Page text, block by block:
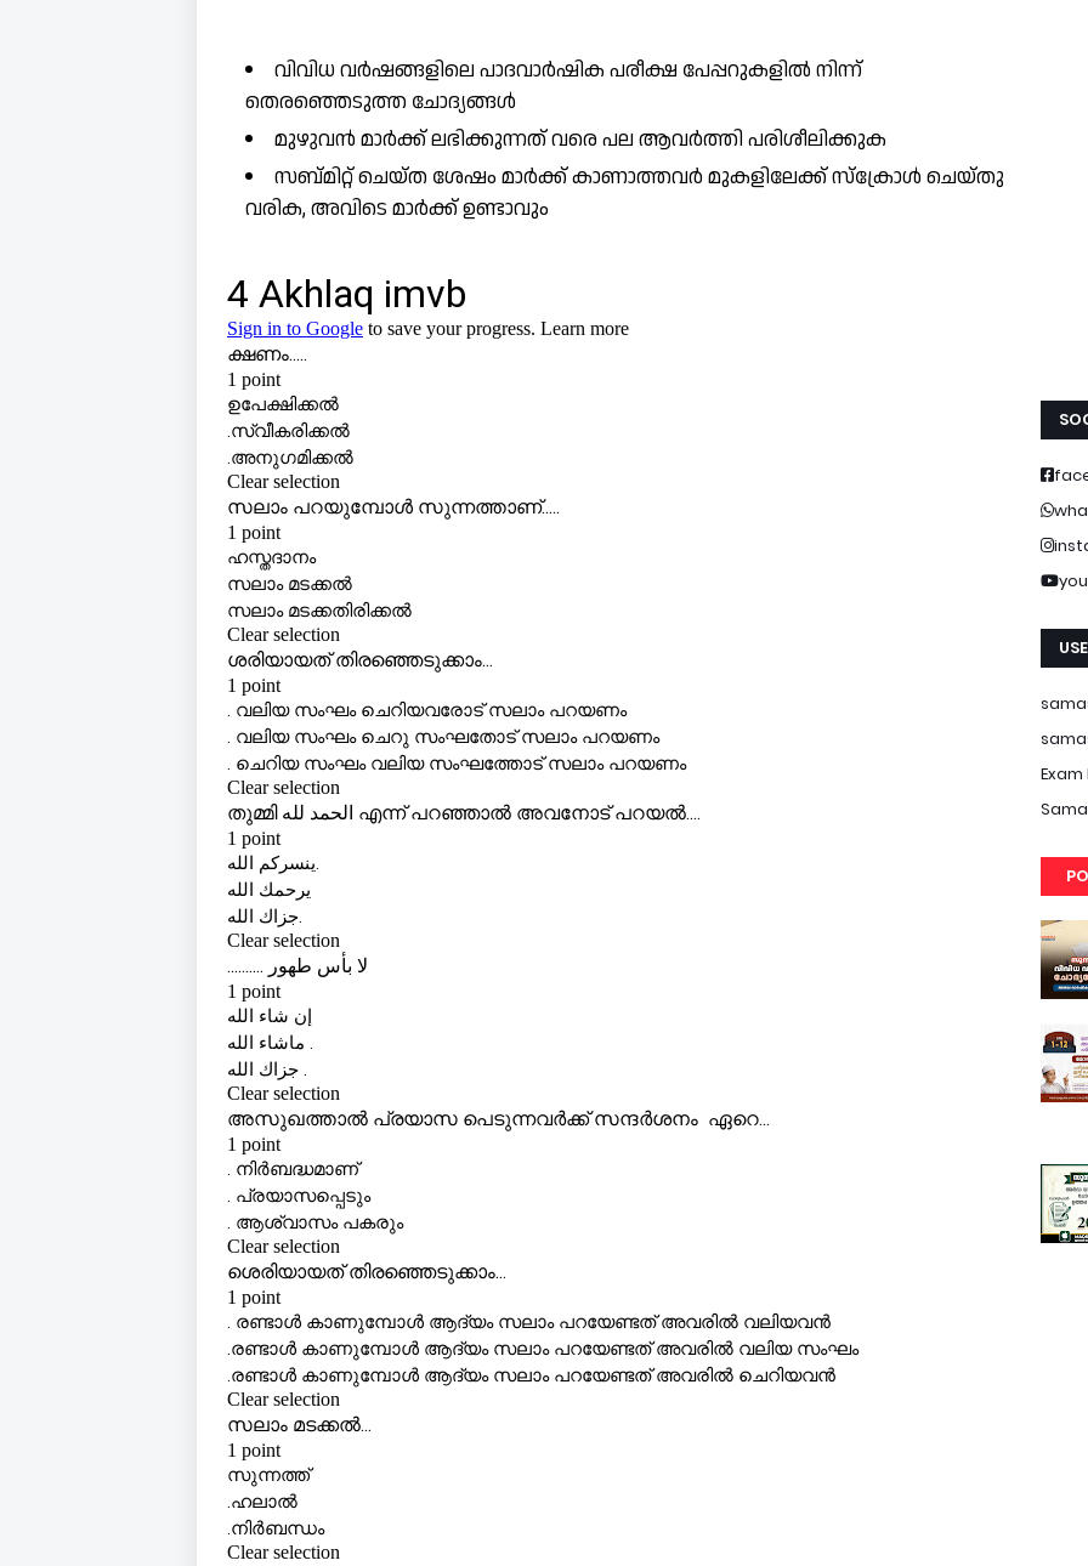
വിവിധ വർഷങ്ങളിലെ പാദവാർഷിക പരീക്ഷ പേപ്പറുകളിൽ നിന്ന്
തെരഞ്ഞെടുത്ത ചോദ്യങ്ങൾ
മുഴുവൻ മാർക്ക് ലഭിക്കുന്നത് വരെ പല ആവർത്തി പരിശീലിക്കുക
സബ്മിറ്റ് ചെയ്ത ശേഷം മാർക്ക് കാണാത്തവർ മുകളിലേക്ക് സ്ക്രോൾ ചെയ്തു
വരിക, അവിടെ മാർക്ക് ഉണ്ടാവും
Exam